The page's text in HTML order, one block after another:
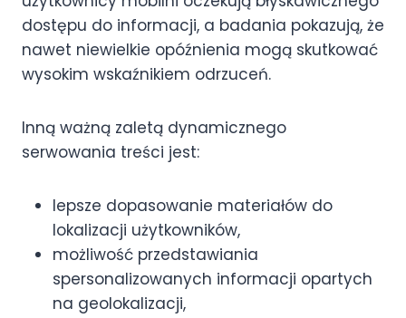
dostępu do informacji, a badania pokazują, że
nawet niewielkie opóźnienia mogą skutkować
wysokim wskaźnikiem odrzuceń.
Inną ważną zaletą dynamicznego
serwowania treści jest:
lepsze dopasowanie materiałów do
lokalizacji użytkowników,
możliwość przedstawiania
spersonalizowanych informacji opartych
na geolokalizacji,